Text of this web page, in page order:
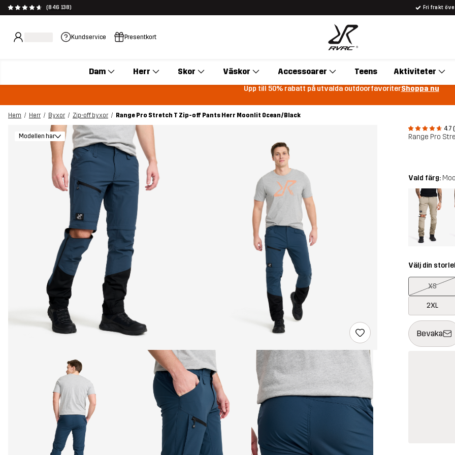
(846 138) Fri frakt
Kundservice Presentkort
Dam Herr Skor Väskor Accessoarer Teens Aktiviteter
Upp till 50% rabatt på utvalda outdoorfavoriterShoppa nu
Hem Herr Byxor Zip-off byxor
Range Pro Stretch T Zip-off Pants Herr Moonlit Ocean/Black
4.7
Range Pro
Modellen har
Vald färg:
Välj din
XS
2XL
Bevaka
Denna
{{size}} inte